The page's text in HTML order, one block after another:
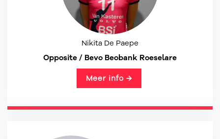
Nikita De Paepe
Opposite / Bevo Beobank Roeselare
Meer info →